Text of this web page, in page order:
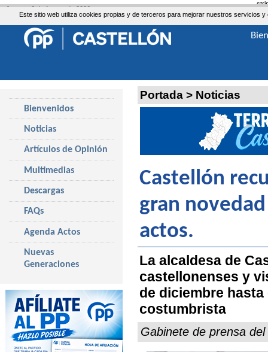
Este sitio web utiliza cookies propias y de terceros para mejorar nuestros servicios
Portada > Noticias
Castellón
gran
actos.
La alcaldesa de
castellonenses y
de diciembre
costumbrista
Gabinete de prensa
Bienvenidos
Noticias
Artículos de Opinión
Multimedias
Descargas
FAQs
Agenda Actos
Nuevas
Generaciones
Jueves, 6 de Agosto de 2026